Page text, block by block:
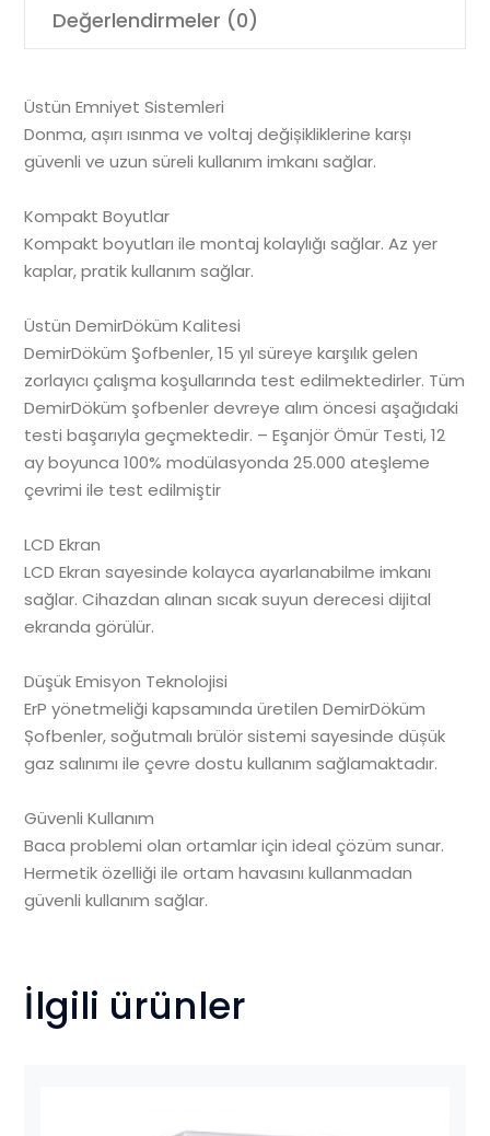
Değerlendirmeler (0)
Üstün Emniyet Sistemleri
Donma, așırı ısınma ve voltaj değișikliklerine karșı
güvenli ve uzun süreli kullanım imkanı sağlar.
Kompakt Boyutlar
Kompakt boyutları ile montaj kolaylığı sağlar. Az yer
kaplar, pratik kullanım sağlar.
Üstün DemirDöküm Kalitesi
DemirDöküm Şofbenler, 15 yıl süreye karşılık gelen
zorlayıcı çalışma koşullarında test edilmektedirler. Tüm
DemirDöküm şofbenler devreye alım öncesi aşağıdaki
testi başarıyla geçmektedir. – Eşanjör Ömür Testi, 12
ay boyunca 100% modülasyonda 25.000 ateşleme
çevrimi ile test edilmiştir
LCD Ekran
LCD Ekran sayesinde kolayca ayarlanabilme imkanı
sağlar. Cihazdan alınan sıcak suyun derecesi dijital
ekranda görülür.
Düşük Emisyon Teknolojisi
ErP yönetmeliği kapsamında üretilen DemirDöküm
Șofbenler, soğutmalı brülör sistemi sayesinde düșük
gaz salınımı ile çevre dostu kullanım sağlamaktadır.
Güvenli Kullanım
Baca problemi olan ortamlar için ideal çözüm sunar.
Hermetik özelliği ile ortam havasını kullanmadan
güvenli kullanım sağlar.
İlgili ürünler